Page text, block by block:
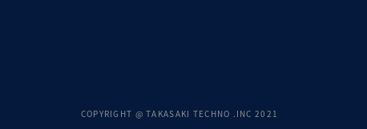
COPYRIGHT @ TAKASAKI TECHNO .INC 2021